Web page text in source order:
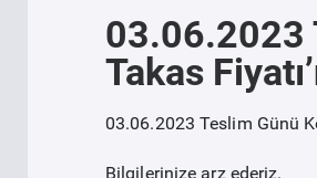
03.06.2023
Takas
03.06.2023 Teslim Günü
Bilgilerinize arz ederiz.